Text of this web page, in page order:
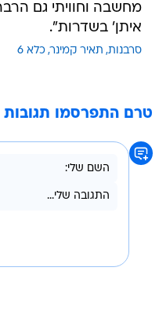
מחשבה וחוויתי גם
איתן' בשדרות".
סרבנות תאיר קמינר כלא 6
טרם התפרסמו תגובות